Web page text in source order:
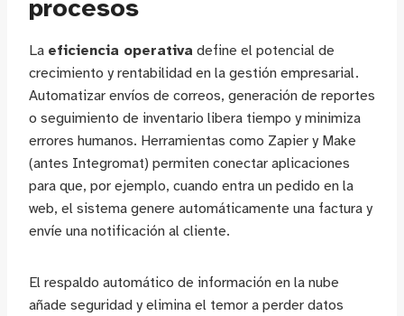
procesos
La eficiencia operativa define el potencial de
crecimiento y rentabilidad en la gestión empresarial.
Automatizar envíos de correos, generación de reportes
o seguimiento de inventario libera tiempo y minimiza
errores humanos. Herramientas como Zapier y Make
(antes Integromat) permiten conectar aplicaciones
para que, por ejemplo, cuando entra un pedido en la
web, el sistema genere automáticamente una factura y
envíe una notificación al cliente.
El respaldo automático de información en la nube
añade seguridad y elimina el temor a perder datos